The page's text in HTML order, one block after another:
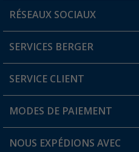
Une question ?
Trouver une magasin
RÉSEAUX SOCIAUX
SERVICES BERGER
Devenir revendeur
Mon compte
SERVICE CLIENT
FAQ et contact
Informations sur l'expédition
MODES DE PAIEMENT
NOUS EXPÉDIONS AVEC